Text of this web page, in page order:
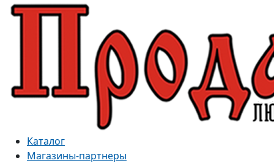
Каталог
Магазины-партнеры